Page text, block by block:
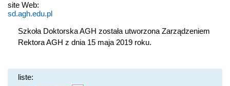
site Web:
sd.agh.edu.pl
Szkoła Doktorska AGH została utworzona Zarządzeniem
Rektora AGH z dnia 15 maja 2019 roku.
liste: